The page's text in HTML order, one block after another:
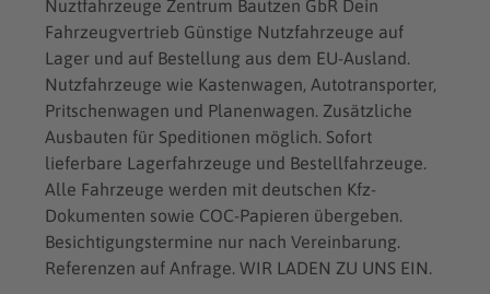
Nuztfahrzeuge Zentrum Bautzen GbR Dein
Fahrzeugvertrieb Günstige Nutzfahrzeuge auf
Lager und auf Bestellung aus dem EU-Ausland.
Nutzfahrzeuge wie Kastenwagen, Autotransporter,
Pritschenwagen und Planenwagen. Zusätzliche
Ausbauten für Speditionen möglich. Sofort
lieferbare Lagerfahrzeuge und Bestellfahrzeuge.
Alle Fahrzeuge werden mit deutschen Kfz-
Dokumenten sowie COC-Papieren übergeben.
Besichtigungstermine nur nach Vereinbarung.
Referenzen auf Anfrage. WIR LADEN ZU UNS EIN.